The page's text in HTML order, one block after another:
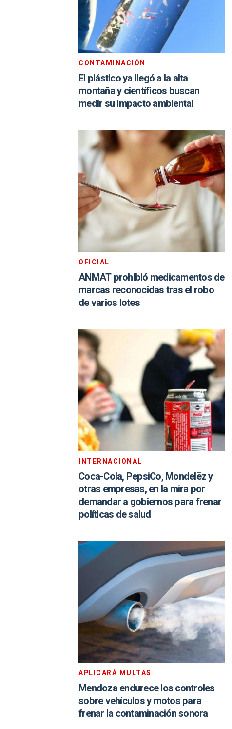
CONTAMINACIÓN
El plástico ya llegó a la alta
montaña y científicos buscan
medir su impacto ambiental
OFICIAL
ANMAT prohibió medicamentos de
marcas reconocidas tras el robo
de varios lotes
INTERNACIONAL
Coca-Cola, PepsiCo, Mondelēz y
otras empresas, en la mira por
demandar a gobiernos para frenar
políticas de salud
APLICARÁ MULTAS
Mendoza endurece los controles
sobre vehículos y motos para
frenar la contaminación sonora